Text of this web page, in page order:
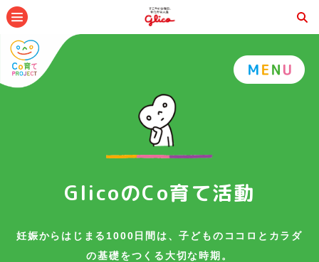
GlicoのCo育て活動
妊娠からはじまる1000日間は、子どものココロとカラダ
の基礎をつくる大切な時期。